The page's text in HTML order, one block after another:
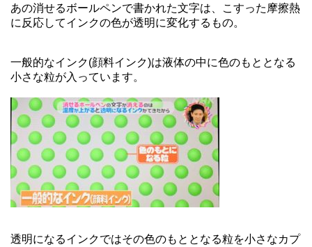
あの消せるボールペンで書かれた文字は、こすった摩擦熱
に反応してインクの色が透明に変化するもの。
一般的なインク(顔料インク)は液体の中に色のもととなる
小さな粒が入っています。
透明になるインクではその色のもととなる粒を小さなカプ